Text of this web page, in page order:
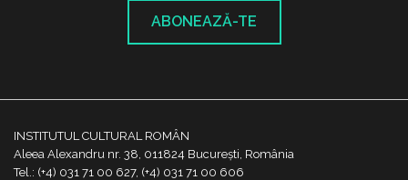
ABONEAZĂ-TE
INSTITUTUL CULTURAL ROMÂN
Aleea Alexandru nr. 38, 011824 București, România
Tel.: (+4) 031 71 00 627, (+4) 031 71 00 606